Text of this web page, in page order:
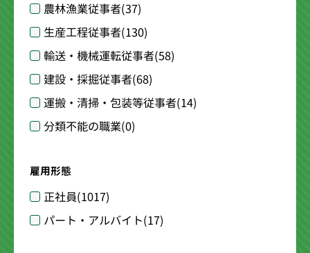
農林漁業従事者(37)
生産工程従事者(130)
輸送・機械運転従事者(58)
建設・採掘従事者(68)
運搬・清掃・包装等従事者(14)
分類不能の職業(0)
雇用形態
正社員(1017)
パート・アルバイト(17)